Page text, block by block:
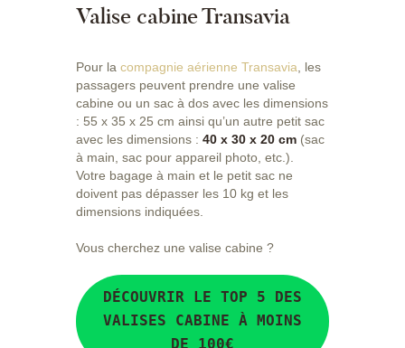
Valise cabine Transavia
Pour la compagnie aérienne Transavia, les
passagers peuvent prendre une valise
cabine ou un sac à dos avec les dimensions
: 55 x 35 x 25 cm ainsi qu’un autre petit sac
avec les dimensions : 40 x 30 x 20 cm (sac
à main, sac pour appareil photo, etc.).
Votre bagage à main et le petit sac ne
doivent pas dépasser les 10 kg et les
dimensions indiquées.
Vous cherchez une valise cabine ?
DÉCOUVRIR LE TOP 5 DES
VALISES CABINE À MOINS
DE 100€